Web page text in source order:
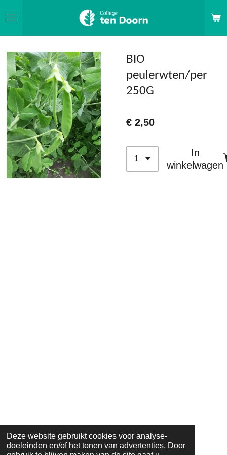
Deze website gebruikt cookies voor analyse-
doeleinden en/of het tonen van advertenties. Door
direct
naar
hoofdinhoud
BIO
peulerwten/per
250G
€ 2,50
In
winkelwagen
© 2023 - 2024 tuinbouw@coltd